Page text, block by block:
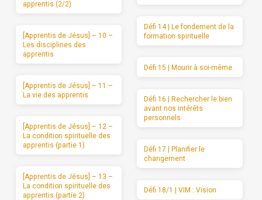
apprentis (2/2)
[Apprentis de Jésus] – 10 –
Les disciplines des
apprentis
[Apprentis de Jésus] – 11 –
La vie des apprentis
[Apprentis de Jésus] – 12 –
La condition spirituelle des
apprentis (partie 1)
[Apprentis de Jésus] – 13 –
La condition spirituelle des
apprentis (partie 2)
Défi 14 | Le fondement de la
formation spirituelle
Défi 15 | Mourir à soi-même
Défi 16 | Rechercher le bien
avant nos intérêts
personnels
Défi 17 | Planifier le
changement
Défi 18/1 | VIM : Vision